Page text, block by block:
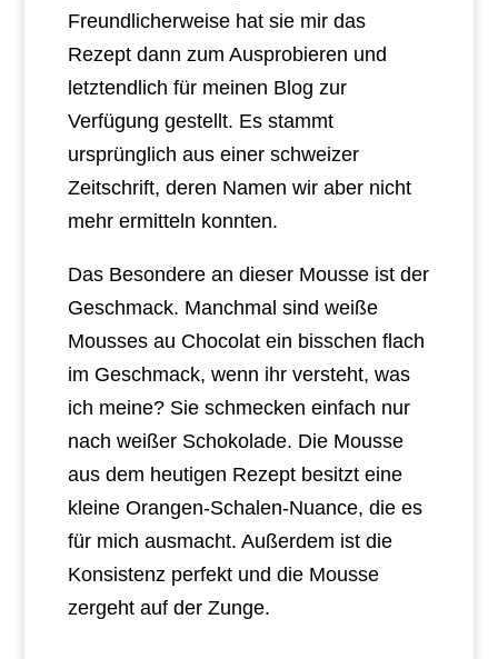
Freundlicherweise hat sie mir das
Rezept dann zum Ausprobieren und
letztendlich für meinen Blog zur
Verfügung gestellt. Es stammt
ursprünglich aus einer schweizer
Zeitschrift, deren Namen wir aber nicht
mehr ermitteln konnten.
Das Besondere an dieser Mousse ist der
Geschmack. Manchmal sind weiße
Mousses au Chocolat ein bisschen flach
im Geschmack, wenn ihr versteht, was
ich meine? Sie schmecken einfach nur
nach weißer Schokolade. Die Mousse
aus dem heutigen Rezept besitzt eine
kleine Orangen-Schalen-Nuance, die es
für mich ausmacht. Außerdem ist die
Konsistenz perfekt und die Mousse
zergeht auf der Zunge.